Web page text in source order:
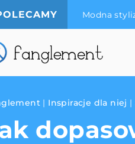
Jak
| Inspiracje dla niej |